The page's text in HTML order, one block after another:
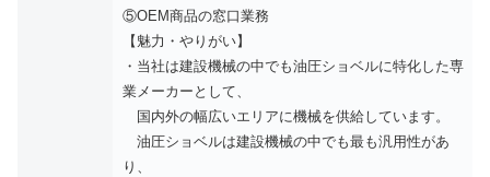
⑤OEM商品の窓口業務
【魅力・やりがい】
・当社は建設機械の中でも油圧ショベルに特化した専
業メーカーとして、
国内外の幅広いエリアに機械を供給しています。
油圧ショベルは建設機械の中でも最も汎用性があ
り、